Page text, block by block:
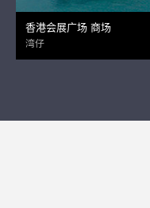
香港会展广场 商场
湾仔